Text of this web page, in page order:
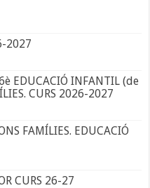
2027
EDUCACIÓ INFANTIL (de
CURS 2026-2027
FAMÍLIES. EDUCACIÓ
CURS 26-27